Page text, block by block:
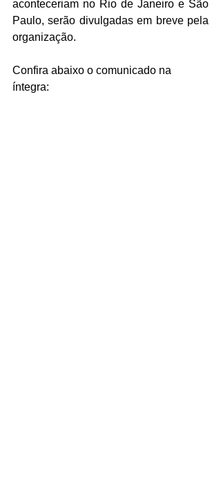
aconteceriam no Rio de Janeiro e São
Paulo, serão divulgadas em breve pela
organização.
Confira abaixo o comunicado na
íntegra: